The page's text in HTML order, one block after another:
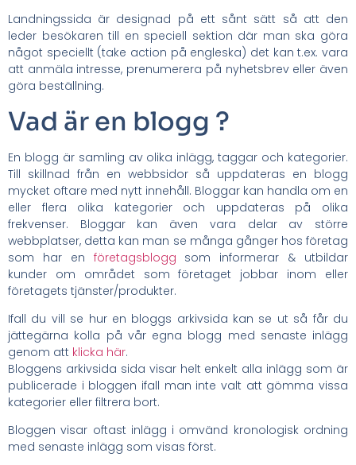
Landningssida är designad på ett sånt sätt så att den
leder besökaren till en speciell sektion där man ska göra
något speciellt (take action på engleska) det kan t.ex. vara
att anmäla intresse, prenumerera på nyhetsbrev eller även
göra beställning.
Vad är en blogg ?
En blogg är samling av olika inlägg, taggar och kategorier.
Till skillnad från en webbsidor så uppdateras en blogg
mycket oftare med nytt innehåll. Bloggar kan handla om en
eller flera olika kategorier och uppdateras på olika
frekvenser. Bloggar kan även vara delar av större
webbplatser, detta kan man se många gånger hos företag
som har en företagsblogg som informerar & utbildar
kunder om området som företaget jobbar inom eller
företagets tjänster/produkter.
Ifall du vill se hur en bloggs arkivsida kan se ut så får du
jättegärna kolla på vår egna blogg med senaste inlägg
genom att klicka här.
Bloggens arkivsida sida visar helt enkelt alla inlägg som är
publicerade i bloggen ifall man inte valt att gömma vissa
kategorier eller filtrera bort.
Bloggen visar oftast inlägg i omvänd kronologisk ordning
med senaste inlägg som visas först.